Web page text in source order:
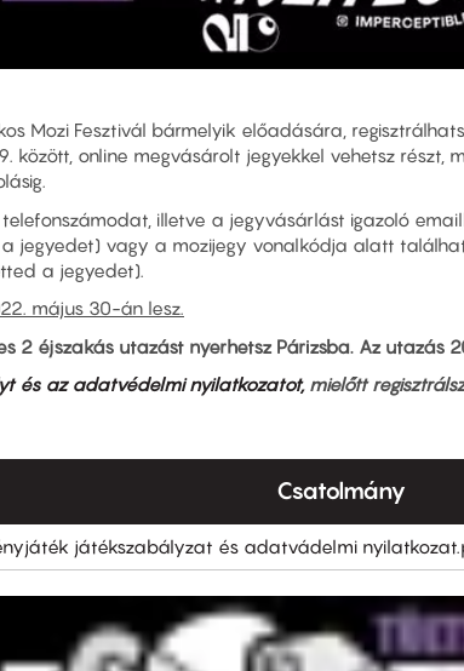
Mozi Fesztivál bármelyik előadására,
között, online megvásárolt jegyekkel vehetsz részt,
illetve a jegyvásárlást igazoló
jegyedet) vagy a mozijegy vonalkódja alatt
a jegyedet).
május 30-án lesz.
2 éjszakás utazást nyerhetsz Párizsba. Az utazás
és az adatvédelmi nyilatkozatot,mielőtt
Csatolmány
játékszabályzat és adatvádelmi